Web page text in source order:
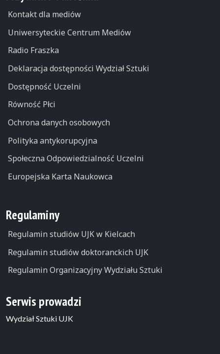
Kontakt dla mediów
Uniwersyteckie Centrum Mediów
Radio Fraszka
Deklaracja dostępności Wydział Sztuki
Dostępność Uczelni
Równość Płci
Ochrona danych osobowych
Polityka antykorupcyjna
Społeczna Odpowiedzialność Uczelni
Europejska Karta Naukowca
Regulaminy
Regulamin studiów UJK w Kielcach
Regulamin studiów doktoranckich UJK
Regulamin Organizacyjny Wydziału Sztuki
Serwis prowadzi
Wydział Sztuki UJK